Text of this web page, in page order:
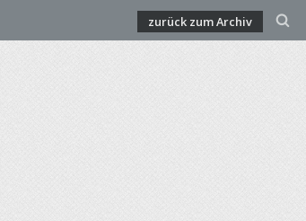
zurück zum Archiv